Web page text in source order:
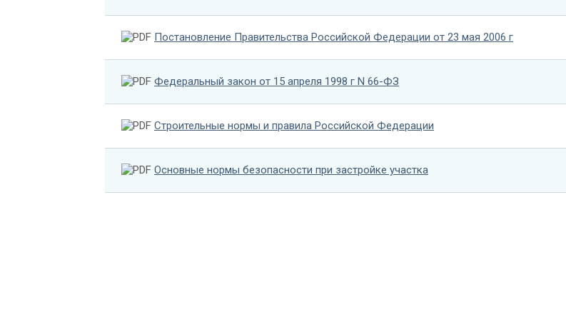
Постановление Правительства Российской Федерации от 23 мая 2006 г
Федеральный закон от 15 апреля 1998 г N 66-ФЗ
Строительные нормы и правила Российской Федерации
Основные нормы безопасности при застройке участка